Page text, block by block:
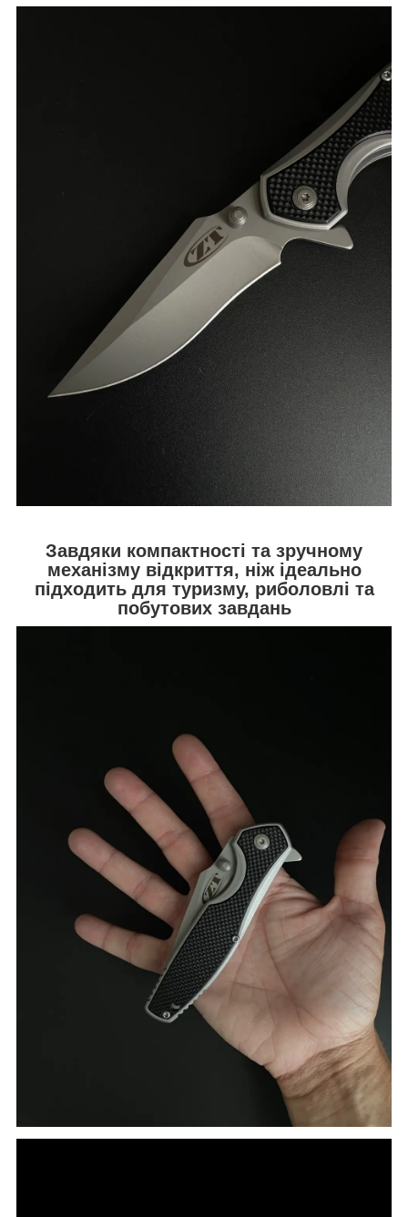
Завдяки компактності та зручному
механізму відкриття, ніж ідеально
підходить для туризму, риболовлі та
побутових завдань